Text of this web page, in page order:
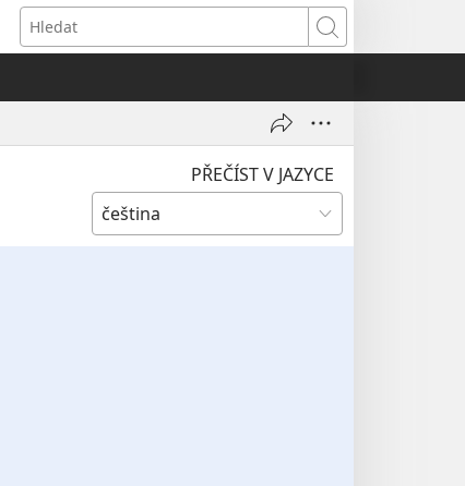
Hledat
PŘEČÍST V JAZYCE